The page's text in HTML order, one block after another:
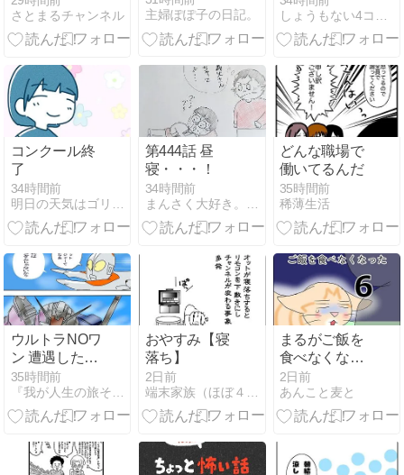
て、ふと振り
返ると…？
さとまるチャンネル
主婦ぽぽ子の日記。
する娘』
コンクール終
了
34時間前
第444話 昼
寝・・・！
34時間前
どんな職場で
働いてるんだ
35時間前
稀薄生活
ウルトラNOワ
ン 遭遇したロ
ボットは？の
巻＋机上の風
景＋連載４コ
一歩
35時間前
おやすみ【寝
落ち】
2日前
まるがご飯を
食べなくなっ
た６
2日前
あんこと麦と